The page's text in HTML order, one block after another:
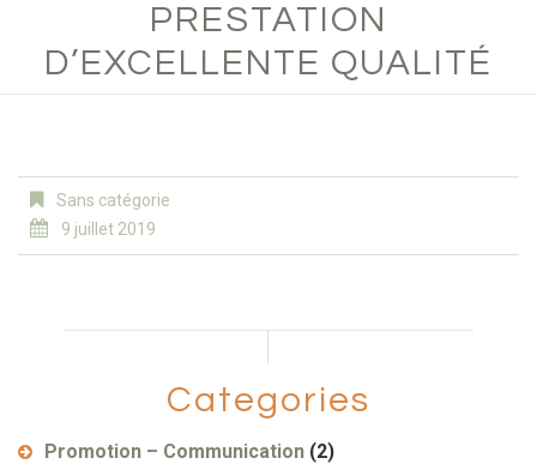
PRESTATION
D’EXCELLENTE QUALITÉ
Sans catégorie
9 juillet 2019
Categories
Promotion – Communication (2)